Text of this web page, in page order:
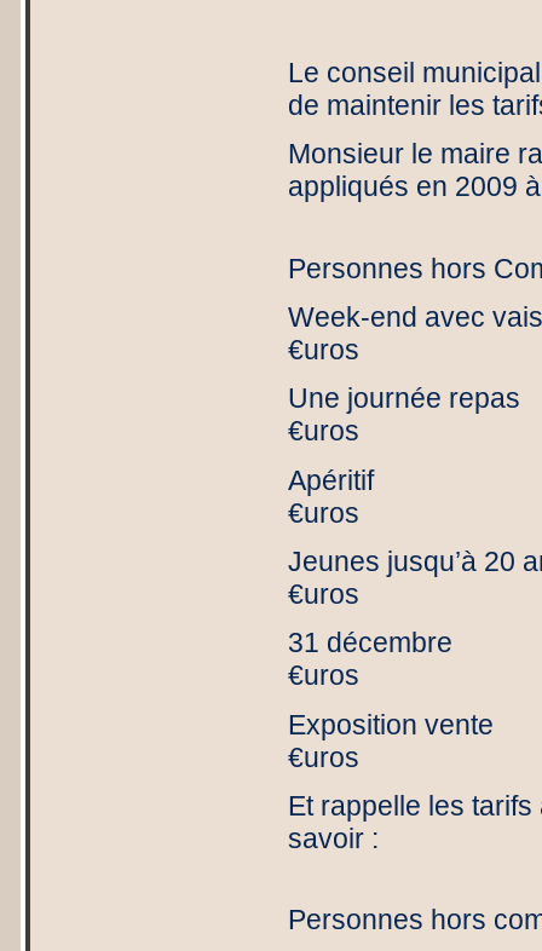
Le conseil
de maintenir les
Monsieur le maire
appliqués en 2009
Personnes hors
Week-end
€uros
Une
€uros
€uros
Jeunes
€uros
31
€uros
€uros
Et rappelle les
savoir :
Personnes hors